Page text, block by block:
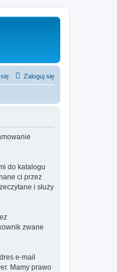
Zaloguj się
do katalogu
ci przez
i służy
zwane
e-mail
Mamy prawo